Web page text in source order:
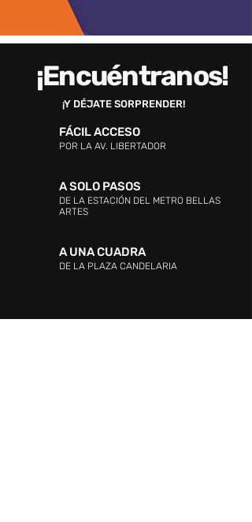
¡Encuéntranos!
¡Y DÉJATE SORPRENDER!
FÁCIL ACCESO
POR LA AV. LIBERTADOR
A SOLO PASOS
DE LA ESTACIÓN DEL METRO BELLAS
ARTES
A UNA CUADRA
DE LA PLAZA CANDELARIA